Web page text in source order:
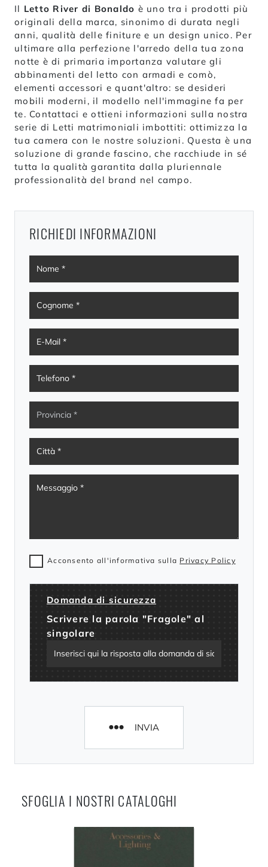
Il Letto River di Bonaldo è uno tra i prodotti più
originali della marca, sinonimo di durata negli
anni, qualità delle finiture e un design unico. Per
ultimare alla perfezione l'arredo della tua zona
notte è di primaria importanza valutare gli
abbinamenti del letto con armadi e comò,
elementi accessori e quant'altro: se desideri
mobili moderni, il modello nell'immagine fa per
te. Contattaci e ottieni informazioni sulla nostra
serie di Letti matrimoniali imbottiti: ottimizza la
tua camera con le nostre soluzioni. Questa è una
soluzione di grande fascino, che racchiude in sé
tutta la qualità garantita dalla pluriennale
professionalità del brand nel campo.
RICHIEDI INFORMAZIONI
Acconsento all'informativa sulla Privacy Policy
Domanda di sicurezza
Scrivere la parola "Fragole" al
singolare
INVIA
SFOGLIA I NOSTRI CATALOGHI